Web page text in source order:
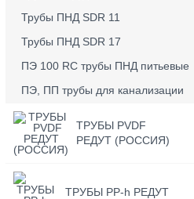
Трубы ПНД SDR 11
Трубы ПНД SDR 17
ПЭ 100 RC трубы ПНД питьевые
ПЭ, ПП трубы для канализации
ТРУБЫ PVDF
РЕДУТ (РОССИЯ)
ТРУБЫ PP-h РЕДУТ